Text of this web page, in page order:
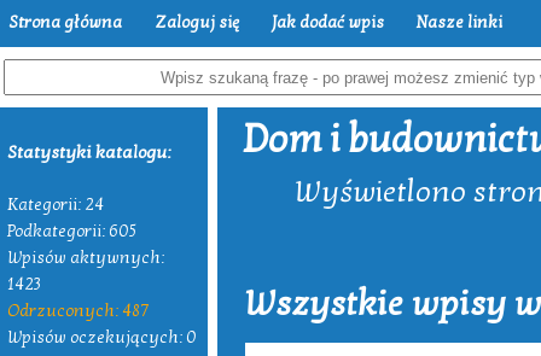
Strona główna Zaloguj się Jak dodać wpis Nasze linki
Statystyki katalogu:
Kategorii: 24
Podkategorii: 605
Wpisów aktywnych:
1423
Odrzuconych: 487
Wpisów oczekujących: 0
Dom i
Wyświetlono
Wszystkie wpisy